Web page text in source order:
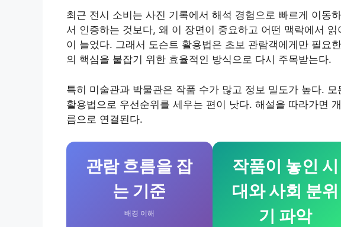
최근 전시 소비는 사진 기록에서 해석 경험으로 빠르게 이동
서 인증하는 것보다, 왜 이 장면이 중요하고 어떤 맥락에서
이 늘었다. 그래서 도슨트 활용법은 초보 관람객에게만 필요
의 핵심을 붙잡기 위한 효율적인 방식으로 다시 주목받는다.
특히 미술관과 박물관은 작품 수가 많고 정보 밀도가 높다.
활용법으로 우선순위를 세우는 편이 낫다. 해설을 따라가면
름으로 연결된다.
관람 흐름을 잡
는 기준
배경 이해
작품이 놓인 시
대와 사회 분위
기 파악